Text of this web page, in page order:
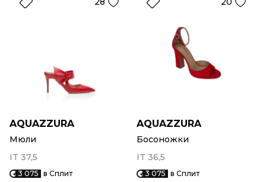
AQUAZZURA
Мюли
IT 37,5
3 075 в Сплит
AQUAZZURA
Босоножки
IT 36,5
3 075 в Сплит